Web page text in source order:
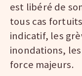
est libéré de
tous cas
indicatif, les
inondations,
force majeurs.